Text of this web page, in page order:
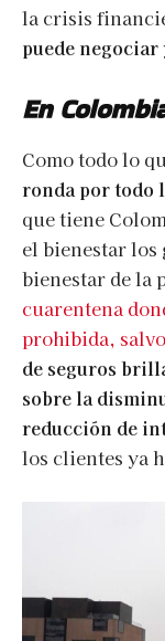
la crisis
puede
En
Como todo lo
ronda por todo
que tiene
el bienestar los
bienestar de la
cuarentena
prohibida,
de seguros
sobre la
reducción de
los clientes ya